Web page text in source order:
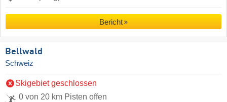
Bericht
Bellwald
Schweiz
Skigebiet geschlossen
0 von 20 km Pisten offen